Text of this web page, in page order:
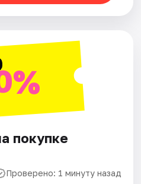
покупке
Проверено: 1 минуту назад